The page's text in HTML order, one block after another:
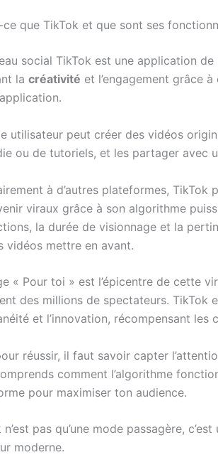
ce que TikTok et que sont ses
social TikTok est une application
la créativité et l’engagement grâce
utilisateur peut créer des vidéos
ou de tutoriels, et les partager avec
à d’autres plateformes, TikTok
viraux grâce à son algorithme
la durée de visionnage et la
vidéos mettre en avant.
« Pour toi » est l’épicentre de cette
des millions de spectateurs. TikTok
et l’innovation, récompensant
réussir, il faut savoir capter
comment l’algorithme
pour maximiser ton audience.
n’est pas qu’une mode passagère,
moderne.